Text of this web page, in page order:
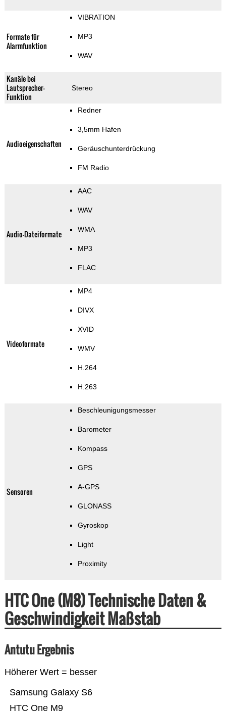
Formate für
Alarmfunktion
VIBRATION
MP3
WAV
Kanäle bei
Lautsprecher-
Funktion
Stereo
Audioeigenschaften
Redner
3,5mm Hafen
Geräuschunterdrückung
FM Radio
Audio-Dateiformate
AAC
WAV
WMA
MP3
FLAC
Videoformate
MP4
DIVX
XVID
WMV
H.264
H.263
Sensoren
Beschleunigungsmesser
Barometer
Kompass
GPS
A-GPS
GLONASS
Gyroskop
Light
Proximity
HTC One (M8) Technische Daten &
Geschwindigkeit Maßstab
Antutu Ergebnis
Höherer Wert = besser
HTC One M9
Samsung Galaxy S6